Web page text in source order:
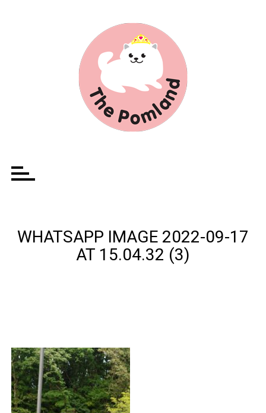
WHATSAPP IMAGE 2022-09-17
AT 15.04.32 (3)